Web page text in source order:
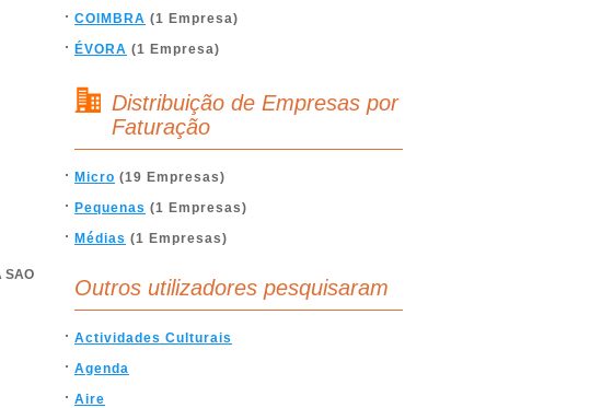
SAO
COIMBRA (1 Empresa)
ÉVORA (1 Empresa)
Distribuição de Empresas por
Faturação
Micro (19 Empresas)
Pequenas (1 Empresas)
Médias (1 Empresas)
Outros utilizadores pesquisaram
Actividades Culturais
Agenda
Aire